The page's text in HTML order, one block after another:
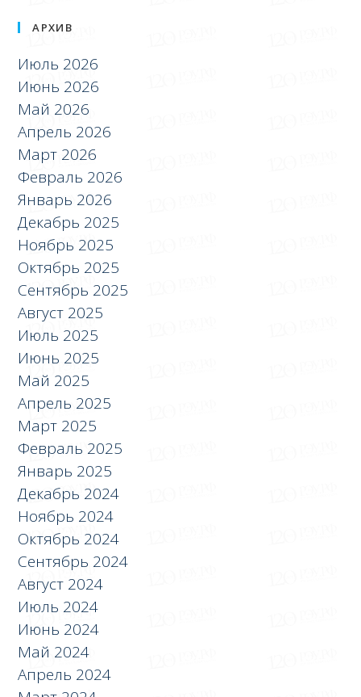
АРХИВ
Июль 2026
Июнь 2026
Май 2026
Апрель 2026
Март 2026
Февраль 2026
Январь 2026
Декабрь 2025
Ноябрь 2025
Октябрь 2025
Сентябрь 2025
Август 2025
Июль 2025
Июнь 2025
Май 2025
Апрель 2025
Март 2025
Февраль 2025
Январь 2025
Декабрь 2024
Ноябрь 2024
Октябрь 2024
Сентябрь 2024
Август 2024
Июль 2024
Июнь 2024
Май 2024
Апрель 2024